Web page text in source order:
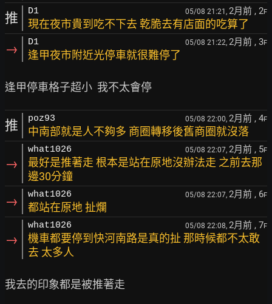
推 D1 05/08 21:21, 2月前 , 2F
現在夜市貴到吃不下去 乾脆去有店面的吃算了
→ D1 05/08 21:22, 2月前 , 3F
逢甲夜市附近光停車就很難停了
推 poz93 05/08 22:00, 2月前 , 4F
中南部就是人不夠多 商圈轉移後舊商圈就沒落
→
what1026 05/08 22:07, 2月前 , 5F
最好是推著走 根本是站在原地沒辦法走 之前去那
邊30分鐘
→ what1026 05/08 22:07, 2月前 , 6F
都站在原地 扯爛
→
what1026 05/08 22:08, 2月前 , 7F
機車都要停到快河南路是真的扯 那時候都不太敢
去 太多人